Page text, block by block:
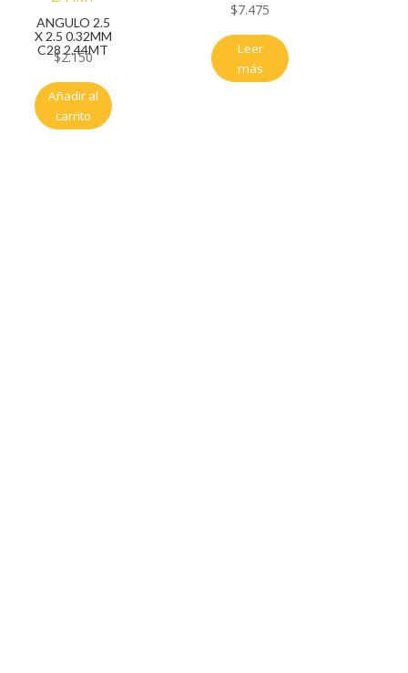
ANGULO 2.5
X 2.5 0.32MM
C28 2.44MT
$2.150
Añadir al
carrito
$7.475
Leer
más